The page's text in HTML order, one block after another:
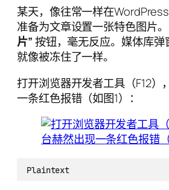
某天，像往常一样在WordPress
准备为文章设置一张特色图片
片”按钮，毫无反应。媒体库
就像被冻住了一样。
打开浏览器开发者工具（F12）
一条红色报错（如图1）：
Plaintext